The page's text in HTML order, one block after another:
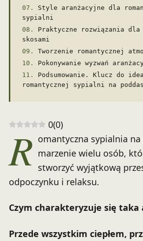
Style aranżacyjne dla
sypialni
Praktyczne rozwiązania
skosami
Tworzenie romantycznej
Pokonywanie wyzwań
Podsumowanie. Klucz do
romantycznej sypialni na
0(0)
R omantyczna sypialnia
marzenie wielu osób,
stworzyć wyjątkową
odpoczynku i relaksu.
Czym charakteryzuje się taka
Przede wszystkim ciepłem,